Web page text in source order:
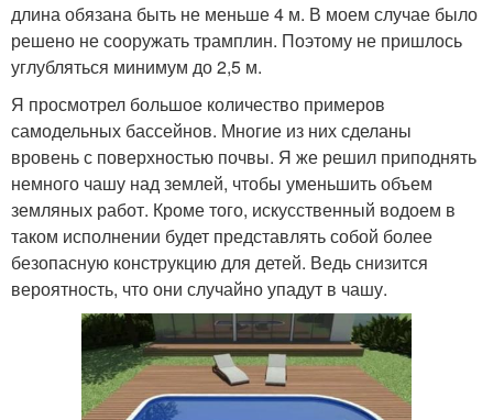
длина обязана быть не меньше 4 м. В моем случае было
решено не сооружать трамплин. Поэтому не пришлось
углубляться минимум до 2,5 м.
Я просмотрел большое количество примеров
самодельных бассейнов. Многие из них сделаны
вровень с поверхностью почвы. Я же решил приподнять
немного чашу над землей, чтобы уменьшить объем
земляных работ. Кроме того, искусственный водоем в
таком исполнении будет представлять собой более
безопасную конструкцию для детей. Ведь снизится
вероятность, что они случайно упадут в чашу.